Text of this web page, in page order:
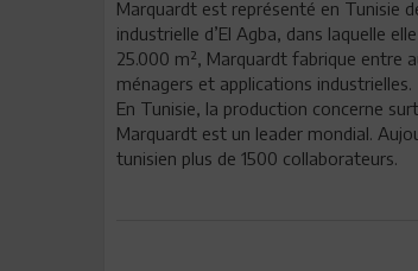
Marquardt est représenté en Tunisie
industrielle d’El Agba, dans laquelle
25.000 m², Marquardt fabrique entre
ménagers et applications industrielles.
En Tunisie, la production concerne
Marquardt est un leader mondial.
tunisien plus de 1500 collaborateurs.